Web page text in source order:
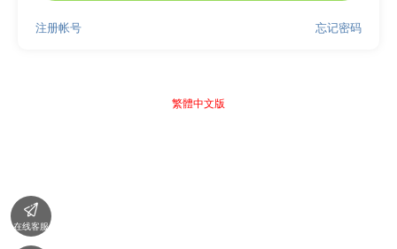
忘记密码
注册帐号
繁體中文版

在线客服